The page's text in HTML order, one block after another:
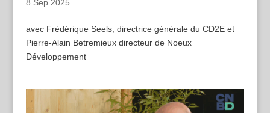
8 Sep 2025
avec Frédérique Seels, directrice générale du CD2E et
Pierre-Alain Betremieux directeur de Noeux
Développement